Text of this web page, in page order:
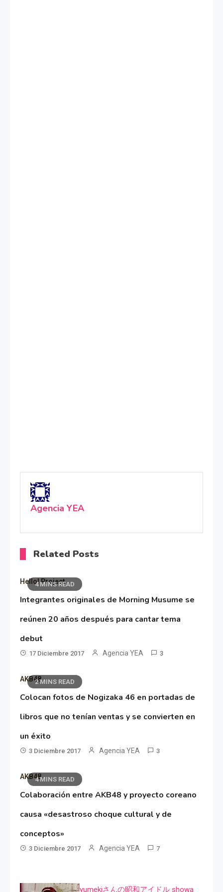
Agencia YEA
Related Posts
4 MINS READ
Hello! Project
Integrantes originales de Morning Musume se
reúnen 20 años después para cantar tema
debut
17 Diciembre 2017 Agencia YEA 3
2 MINS READ
AKB48
Colocan fotos de Nogizaka 46 en portadas de
libros que no tenían ventas y se convierten en
un éxito
3 Diciembre 2017 Agencia YEA 3
4 MINS READ
AKB48
Colaboración entre AKB48 y proyecto coreano
causa «desastroso choque cultural y de
conceptos»
3 Diciembre 2017 Agencia YEA 7
yumekiさんの昭和アイドル showa